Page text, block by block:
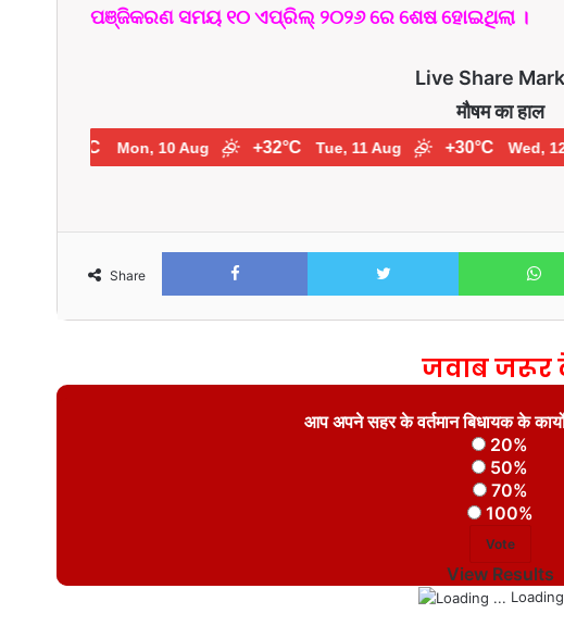
ପଞ୍ଜିକରଣ ସମୟ ୧୦ ଏପ୍ରିଲ୍ ୨୦୨୬ ରେ ଶେଷ ହୋଇଥିଲା ।
Live Share
मौषम का हाल
Mon, 10 Aug +32°C Tue, 11 Aug +30°C Wed, 12
Share
Facebook Twitter
जवाब जरूर
आप अपने सहर के वर्तमान बिधायक के
20%
50%
70%
100%
View Results